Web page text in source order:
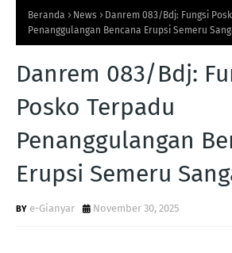
Beranda News
Danrem 083/Bdj: Fungsi
Penanggulangan Bencana Erupsi Semeru
Danrem 083/Bdj:
Posko Terpadu
Penanggulangan
Erupsi Semeru
e-Gianyar November 30, 2025